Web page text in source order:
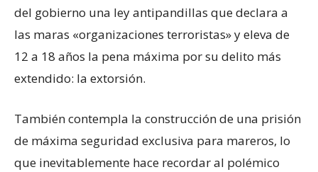
del gobierno una ley antipandillas que declara a
las maras «organizaciones terroristas» y eleva de
12 a 18 años la pena máxima por su delito más
extendido: la extorsión.
También contempla la construcción de una prisión
de máxima seguridad exclusiva para mareros, lo
que inevitablemente hace recordar al polémico